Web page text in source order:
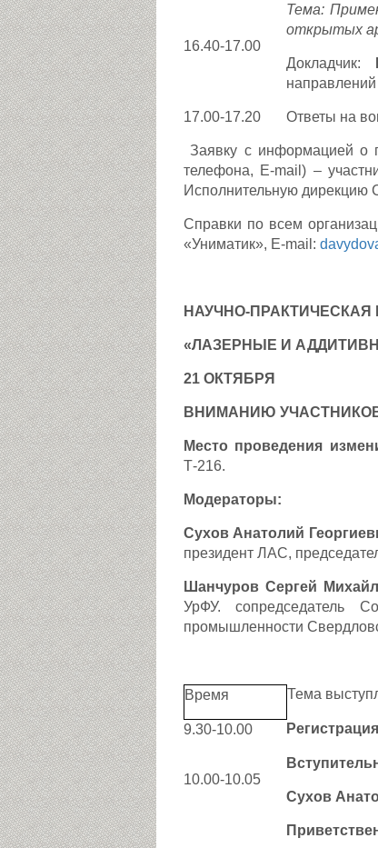
16.40-17.00
Тема:
открытых
Докладчик:
17.00-17.20 Ответы на
Заявку с информацией о
телефона, E-mail) –
Исполнительную дирекцию
Справки по всем
«Униматик», E-mail:
НАУЧНО-
«ЛАЗЕРНЫЕ И
21 ОКТЯБРЯ
ВНИМАНИЮ
Место проведения
Т-216.
Модераторы:
Сухов Анатолий
президент ЛАС,
Шанчуров Сергей
УрФУ. сопредседатель
промышленности
Время Тема
9.30-10.00
10.00-10.05
Сухов